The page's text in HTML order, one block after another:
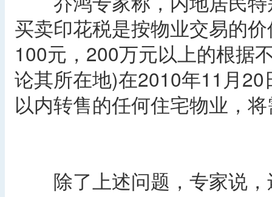
买卖印花税是按物业交易的
100元，200万元以上的根据
论其所在地)在2010年11月
以内转售的任何住宅物业，
除了上述问题，专家说，